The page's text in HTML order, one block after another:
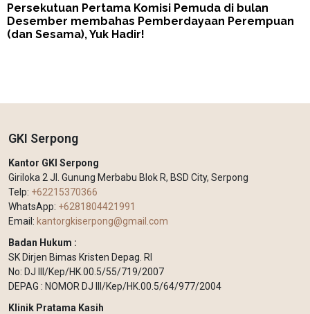
Persekutuan Pertama Komisi Pemuda di bulan
Desember membahas Pemberdayaan Perempuan
(dan Sesama), Yuk Hadir!
GKI Serpong
Kantor GKI Serpong
Giriloka 2 Jl. Gunung Merbabu Blok R, BSD City, Serpong
Telp: +62215370366
WhatsApp: +6281804421991
Email: kantorgkiserpong@gmail.com
Badan Hukum :
SK Dirjen Bimas Kristen Depag. RI
No: DJ III/Kep/HK.00.5/55/719/2007
DEPAG : NOMOR DJ III/Kep/HK.00.5/64/977/2004
Klinik Pratama Kasih